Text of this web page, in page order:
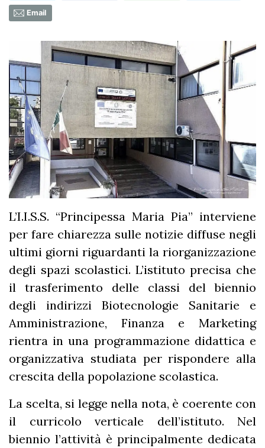
Email
L’I.I.S.S. “Principessa Maria Pia” interviene
per fare chiarezza sulle notizie diffuse negli
ultimi giorni riguardanti la riorganizzazione
degli spazi scolastici. L’istituto precisa che
il trasferimento delle classi del biennio
degli indirizzi Biotecnologie Sanitarie e
Amministrazione, Finanza e Marketing
rientra in una programmazione didattica e
organizzativa studiata per rispondere alla
crescita della popolazione scolastica.
La scelta, si legge nella nota, è coerente con
il curricolo verticale dell’istituto. Nel
biennio l’attività è principalmente dedicata